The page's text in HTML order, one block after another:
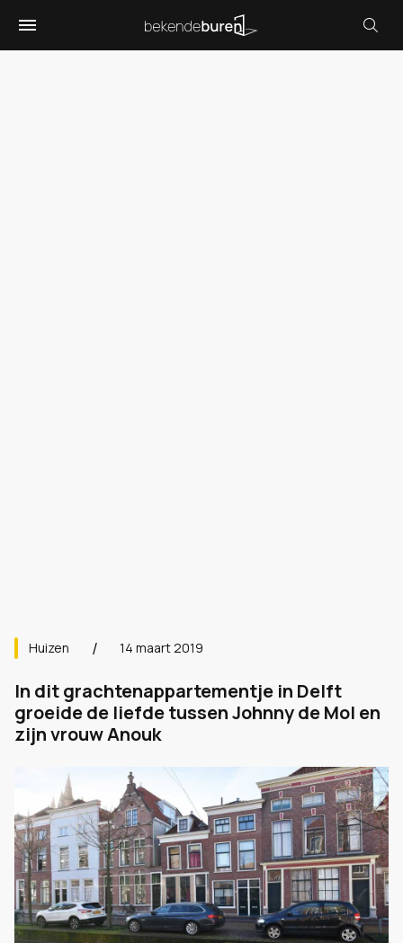
Huizen 14 maart 2019
In dit grachtenappartementje in Delft
groeide de liefde tussen Johnny de Mol en
zijn vrouw Anouk